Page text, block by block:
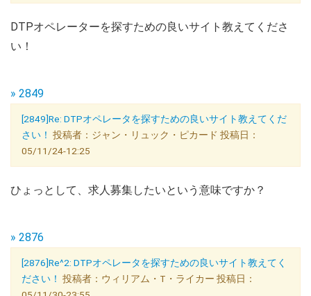
DTPオペレーターを探すための良いサイト教えてくださ
い！
» 2849
[2849]Re: DTPオペレータを探すための良いサイト教えてくだ
さい！ 投稿者：ジャン・リュック・ピカード 投稿日：
05/11/24-12:25
ひょっとして、求人募集したいという意味ですか？
» 2876
[2876]Re^2: DTPオペレータを探すための良いサイト教えてく
ださい！ 投稿者：ウィリアム・T・ライカー 投稿日：